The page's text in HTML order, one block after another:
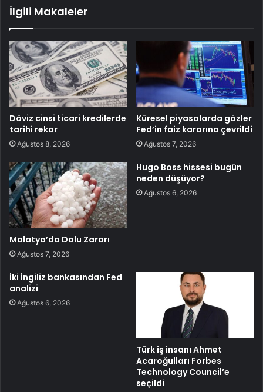
İlgili Makaleler
Döviz cinsi ticari kredilerde
tarihi rekor
Ağustos 8, 2026
Küresel piyasalarda gözler
Fed’in faiz kararına çevrildi
Ağustos 7, 2026
Malatya’da Dolu Zararı
Ağustos 7, 2026
Hugo Boss hissesi bugün
neden düşüyor?
Ağustos 6, 2026
İki İngiliz bankasından Fed
analizi
Ağustos 6, 2026
Türk iş insanı Ahmet
Acaroğulları Forbes
Technology Council’e
seçildi